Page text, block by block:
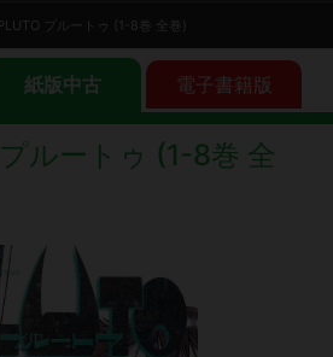
プルートゥ (1-8巻 全巻)
紙版中古 電子書籍版
ルートゥ (1-8巻 全